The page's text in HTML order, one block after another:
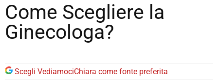
Come Scegliere la
Ginecologa?
Scegli VediamociChiara come fonte preferita